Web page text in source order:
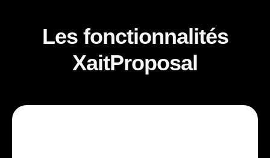
Les fonctionnalités
XaitProposal